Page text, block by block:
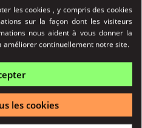
LUXE Q Mesh...
pour le kit Pod
Rapide
les cookies , y compris des cookies
sur la façon dont les visiteurs
nous aident à vous donner la
continuellement notre site.
les cookies